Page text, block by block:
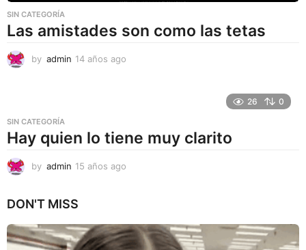
SIN CATEGORÍA
Las amistades son como las tetas
by admin 14 años ago
a
26 0
SIN CATEGORÍA
Hay quien lo tiene muy clarito
by admin 15 años ago
s
a
DON'T MISS